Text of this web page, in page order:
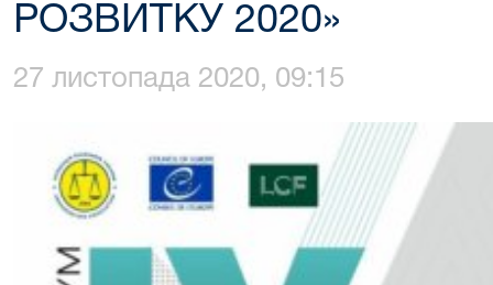
РОЗВИТКУ 2020»
27 листопада 2020, 09:15